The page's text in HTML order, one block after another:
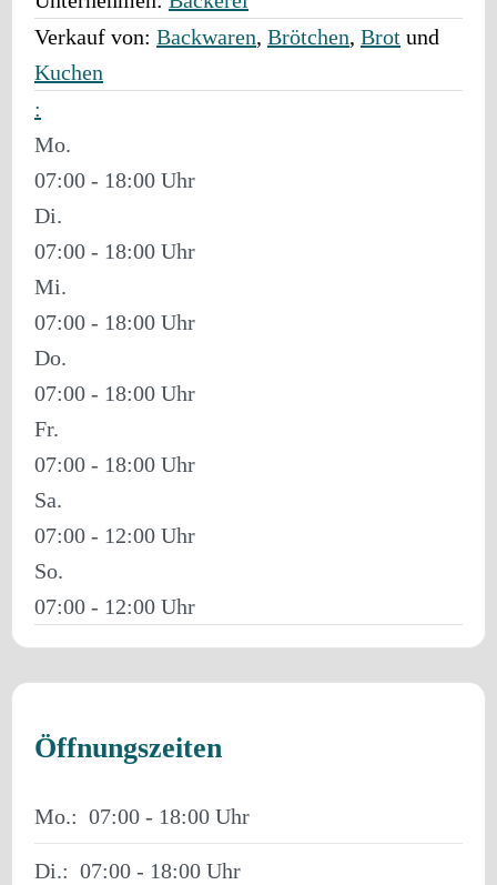
Verkauf von: Backwaren, Brötchen, Brot und
Kuchen
:
Mo.
07:00 - 18:00
Di.
07:00 - 18:00
Mi.
07:00 - 18:00
Do.
07:00 - 18:00
Fr.
07:00 - 18:00
Sa.
07:00 - 12:00
So.
07:00 - 12:00
Öffnungszeiten
Mo.: 07:00 - 18:00
Di.: 07:00 - 18:00